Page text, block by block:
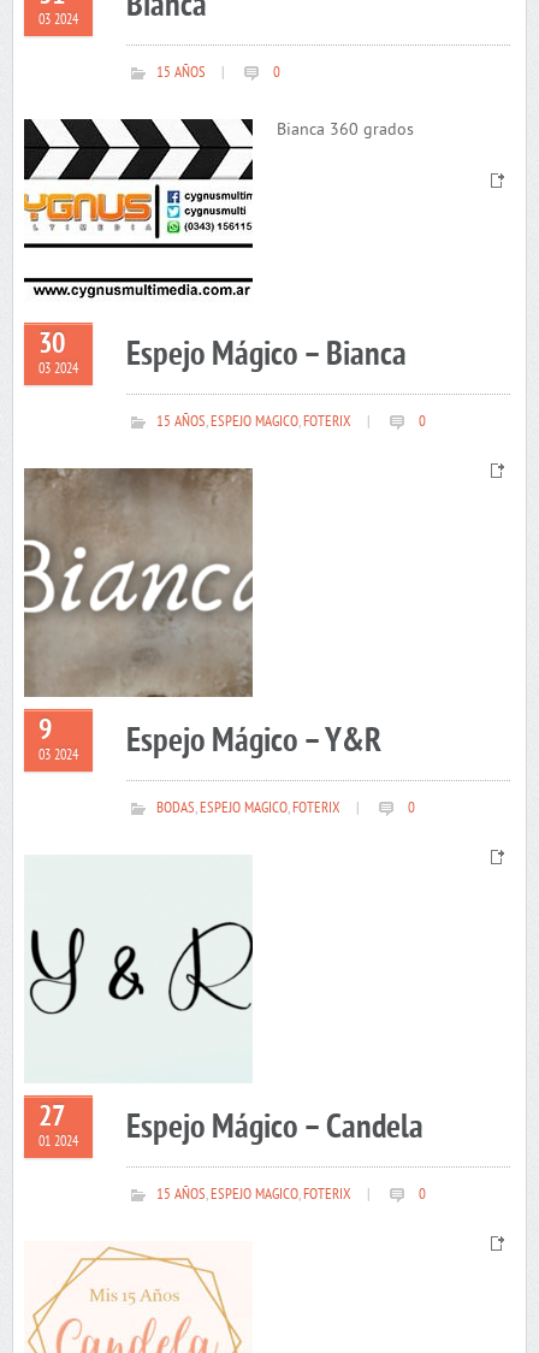
03 2024
15 AÑOS 0
Bianca 360 grados
30
03 2024 Espejo Mágico – Bianca
15 AÑOS,ESPEJO MAGICO,FOTERIX 0
9
03 2024 Espejo Mágico – Y&R
BODAS,ESPEJO MAGICO,FOTERIX 0
27
01 2024 Espejo Mágico – Candela
15 AÑOS,ESPEJO MAGICO,FOTERIX 0